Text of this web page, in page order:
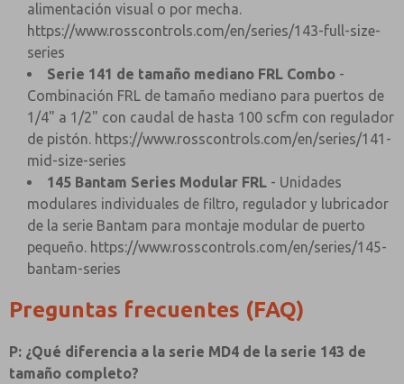
alimentación visual o por mecha.
https://www.rosscontrols.com/en/series/143-full-size-
series
Serie 141 de tamaño mediano FRL Combo -
Combinación FRL de tamaño mediano para puertos de
1/4" a 1/2" con caudal de hasta 100 scfm con regulador
de pistón. https://www.rosscontrols.com/en/series/141-
mid-size-series
145 Bantam Series Modular FRL - Unidades
modulares individuales de filtro, regulador y lubricador
de la serie Bantam para montaje modular de puerto
pequeño. https://www.rosscontrols.com/en/series/145-
bantam-series
Preguntas frecuentes (FAQ)
P: ¿Qué diferencia a la serie MD4 de la serie 143 de
tamaño completo?